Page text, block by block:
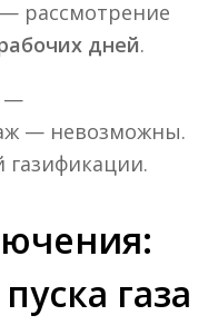
— рассмотрение
дней.
—
— невозможны.
газификации.
газа